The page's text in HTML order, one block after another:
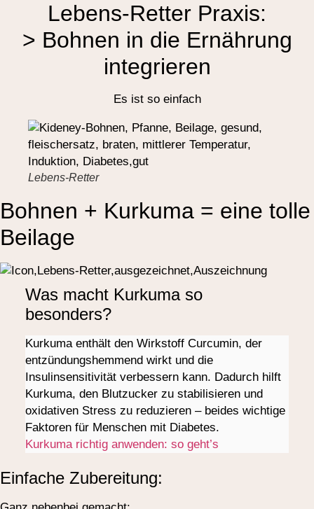
Lebens-Retter Praxis:
> Bohnen in die Ernährung
integrieren
Es ist so einfach
Lebens-Retter
Bohnen + Kurkuma = eine tolle
Beilage
Was macht Kurkuma so
besonders?
Kurkuma enthält den Wirkstoff Curcumin, der
entzündungshemmend wirkt und die
Insulinsensitivität verbessern kann. Dadurch hilft
Kurkuma, den Blutzucker zu stabilisieren und
oxidativen Stress zu reduzieren – beides wichtige
Faktoren für Menschen mit Diabetes.
Kurkuma richtig anwenden: so geht’s
Einfache Zubereitung: